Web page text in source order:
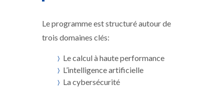
Le programme est structuré autour de
trois domaines clés:
Le calcul à haute performance
L’intelligence artificielle
La cybersécurité